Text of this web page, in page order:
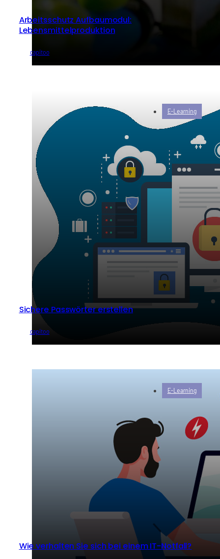
Arbeitsschutz Aufbaumodul:
Lebensmittelproduktion
capitoo
Sichere Passwörter erstellen
capitoo
E-Learning
Wie verhalten Sie sich bei einem IT-Notfall?
E-Learning